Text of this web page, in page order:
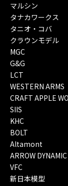
マルシン
タナカワークス
タニオ・コバ
クラウンモデル
MGC
G&G
LCT
WESTERN ARMS
CRAFT APPLE
SIIS
KHC
BOLT
Altamont
ARROW DYNAMIC
VFC
新日本模型